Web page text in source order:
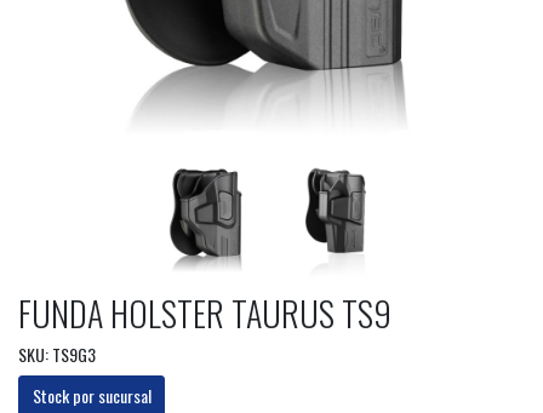
FUNDA HOLSTER TAURUS TS9
SKU: TS9G3
Stock por sucursal